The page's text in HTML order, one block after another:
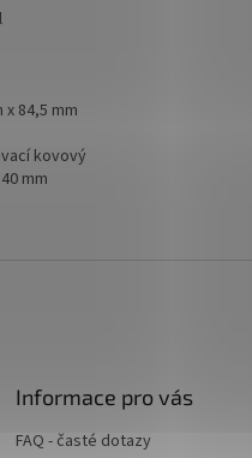
x 84,5 mm
kovový
mm
Informace pro vás
FAQ - časté dotazy